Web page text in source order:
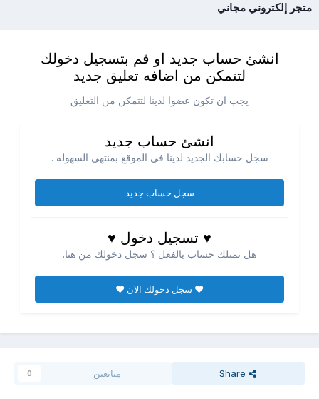
متجر إلكتروني مجاني
انشئ حساب جديد او قم بتسجيل دخولك
لتتمكن من اضافه تعليق جديد
يجب ان تكون عضوا لدينا لتتمكن من التعليق
انشئ حساب جديد
سجل حسابك الجديد لدينا في الموقع بمنتهي السهوله .
سجل حساب جديد
♥ تسجيل دخول ♥
هل تمتلك حساب بالفعل ؟ سجل دخولك من هنا.
♥ سجل دخولك الان ♥
Share متابعين 0